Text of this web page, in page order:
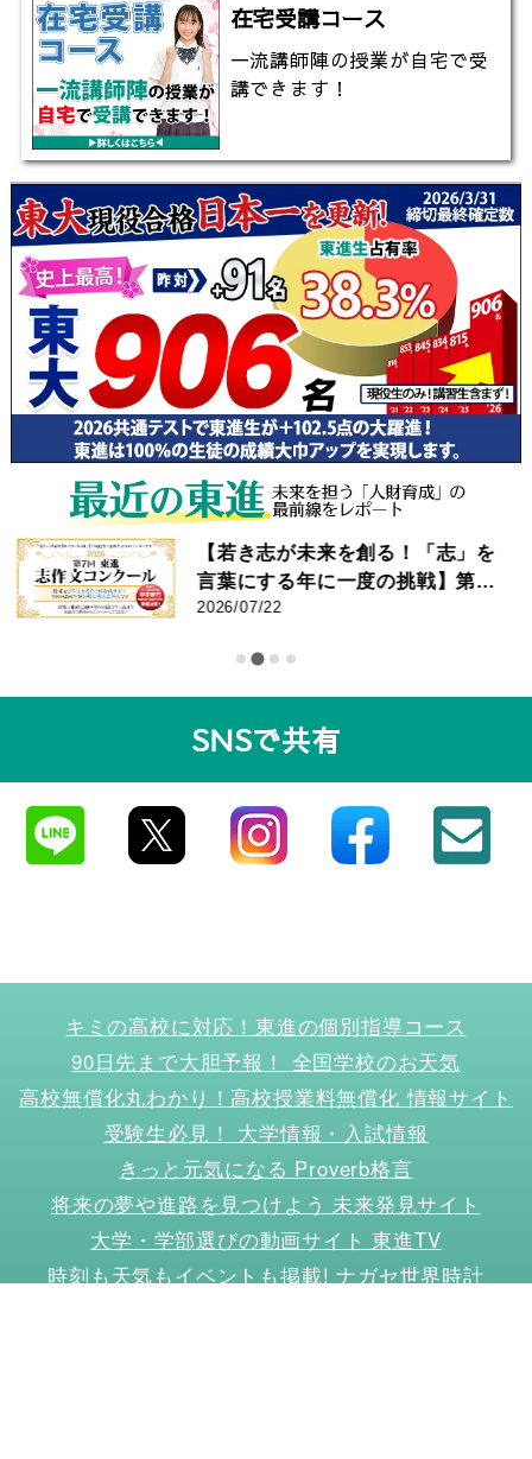
在宅受講コース
一流講師陣の授業が自宅で受
講できます！
【若き志が未来を創る！「志」を
言葉にする年に一度の挑戦】第7
回 東進 志作文コンクール 優秀者
2026/07/22
SNSで共有
キミの高校に対応！東進の個別指導コース
90日先まで大胆予報！ 全国学校のお天気
高校無償化丸わかり！高校授業料無償化 情報サイト
受験生必見！ 大学情報・入試情報
きっと元気になる Proverb格言
将来の夢や進路を見つけよう 未来発見サイト
大学・学部選びの動画サイト 東進TV
時刻も天気もイベントも掲載! ナガセ世界時計